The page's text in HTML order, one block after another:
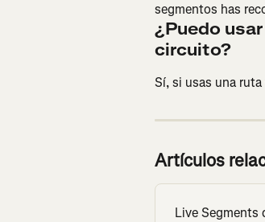
segmentos has
¿Puedo
circuito?
Sí, si usas una
Artículos
Live Segments